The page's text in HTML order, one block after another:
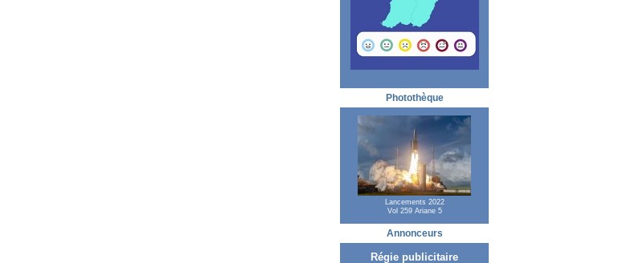
Photothèque
Lancements 2022
Vol 259 Ariane 5
Annonceurs
Régie publicitaire